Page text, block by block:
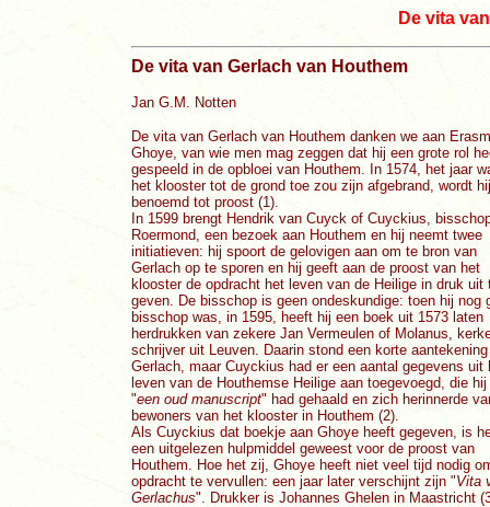
De vita
De vita van Gerlach van Houthem
Jan G.M. Notten
De vita van Gerlach van Houthem danken we aan
Ghoye, van wie men mag zeggen dat hij een grote rol
gespeeld in de opbloei van Houthem. In 1574, het jaar
het klooster tot de grond toe zou zijn afgebrand, wordt hij
benoemd tot proost (1).
In 1599 brengt Hendrik van Cuyck of Cuyckius,
Roermond, een bezoek aan Houthem en hij neemt twee
initiatieven: hij spoort de gelovigen aan om te bron van
Gerlach op te sporen en hij geeft aan de proost van het
klooster de opdracht het leven van de Heilige in druk uit
geven. De bisschop is geen ondeskundige: toen hij nog
bisschop was, in 1595, heeft hij een boek uit 1573 laten
herdrukken van zekere Jan Vermeulen of Molanus,
schrijver uit Leuven. Daarin stond een korte
Gerlach, maar Cuyckius had er een aantal gegevens uit
leven van de Houthemse Heilige aan toegevoegd, die
"een oud manuscript" had gehaald en zich herinnerde
bewoners van het klooster in Houthem (2).
Als Cuyckius dat boekje aan Ghoye heeft gegeven, is
een uitgelezen hulpmiddel geweest voor de proost van
Houthem. Hoe het zij, Ghoye heeft niet veel tijd nodig
opdracht te vervullen: een jaar later verschijnt zijn "Vita
Gerlachus". Drukker is Johannes Ghelen in Maastricht